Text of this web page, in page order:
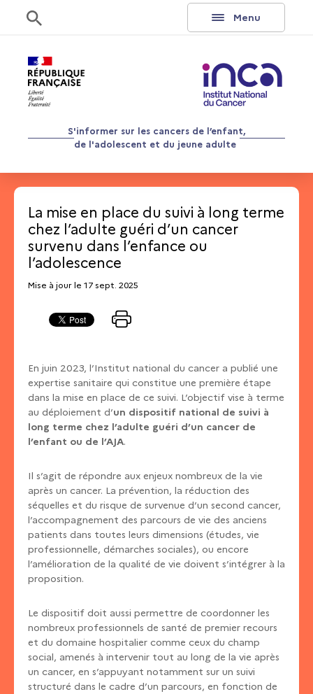
S'informer sur les cancers de l’enfant,
de l'adolescent et du jeune adulte
Menu
La mise en place du suivi à long terme
chez l’adulte guéri d’un cancer
survenu dans l’enfance ou
l’adolescence
Mise à jour le 17 sept. 2025
En juin 2023, l’Institut national du cancer a publié une
expertise sanitaire qui constitue une première étape
dans la mise en place de ce suivi. L’objectif vise à terme
au déploiement d’un dispositif national de suivi à
long terme chez l’adulte guéri d’un cancer de
l’enfant ou de l’AJA.
Il s’agit de répondre aux enjeux nombreux de la vie
après un cancer. La prévention, la réduction des
séquelles et du risque de survenue d’un second cancer,
l’accompagnement des parcours de vie des anciens
patients dans toutes leurs dimensions (études, vie
professionnelle, démarches sociales), ou encore
l’amélioration de la qualité de vie doivent s’intégrer à la
proposition.
Le dispositif doit aussi permettre de coordonner les
nombreux professionnels de santé de premier recours
et du domaine hospitalier comme ceux du champ
social, amenés à intervenir tout au long de la vie après
un cancer, en s’appuyant notamment sur un suivi
structuré dans le cadre d’un parcours, en fonction de